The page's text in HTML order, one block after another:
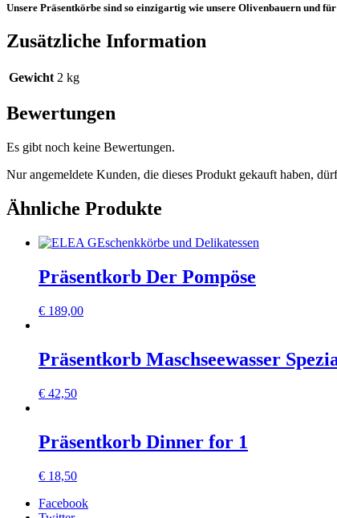
Unsere Präsentkörbe sind so einzigartig wie unsere Olivenbauern und
Zusätzliche Information
Gewicht 2 kg
Bewertungen
Es gibt noch keine Bewertungen.
Nur angemeldete Kunden, die dieses Produkt gekauft haben,
Ähnliche Produkte
Präsentkorb Der Pompöse
€ 189,00
Präsentkorb Maschseewasser
€ 42,50
Präsentkorb Dinner for 1
€ 18,50
Facebook